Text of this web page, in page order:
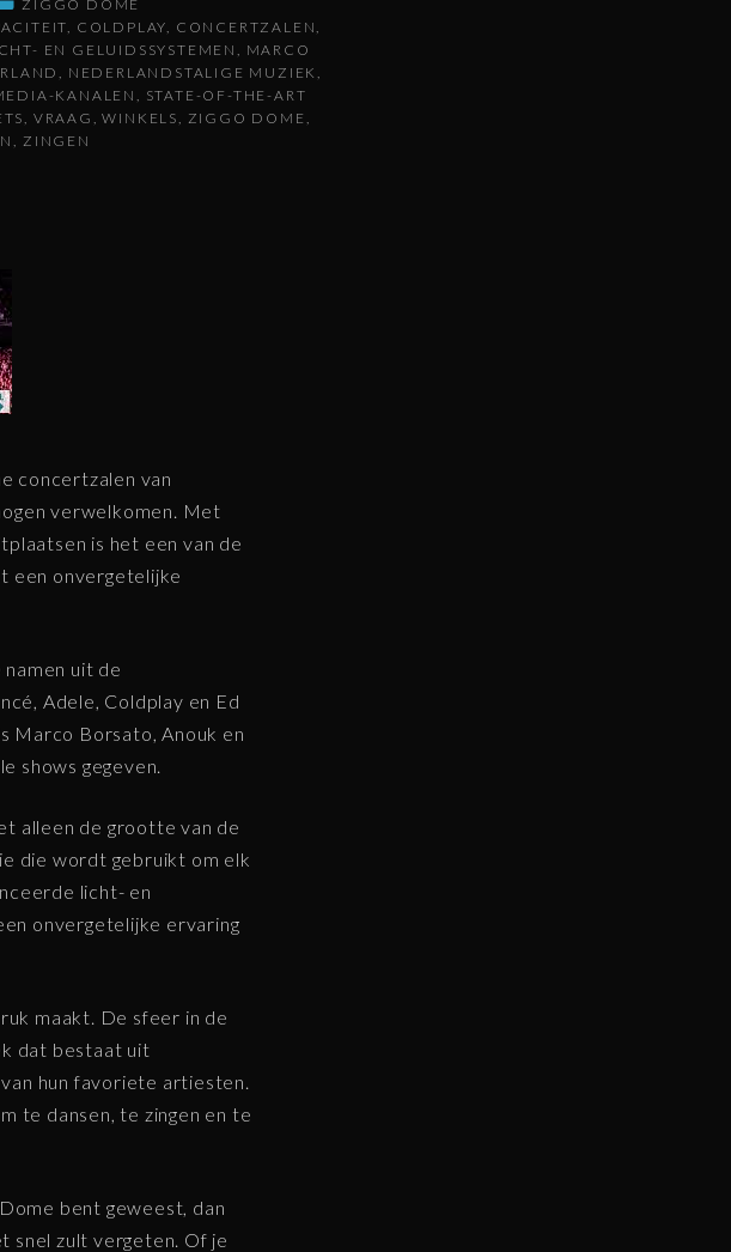
ZIGGO DOME
COLDPLAY
CONCERTZALEN
EN GELUIDSSYSTEMEN
MARCO
NEDERLANDSTALIGE MUZIEK
KANALEN
STATE-OF-THE-ART
VRAAG WINKELS
ZIGGO DOME
ZINGEN
concertzalen van
verwelkomen. Met
is het een van de
een onvergetelijke
uit de
Adele, Coldplay en Ed
Marco Borsato, Anouk en
shows gegeven.
alleen de grootte van de
die wordt gebruikt om elk
licht- en
onvergetelijke ervaring
maakt. De sfeer in de
dat bestaat uit
hun favoriete artiesten.
te dansen, te zingen en te
bent geweest, dan
snel zult vergeten. Of je